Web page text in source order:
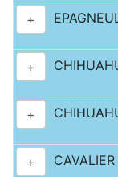
+
+
+
+